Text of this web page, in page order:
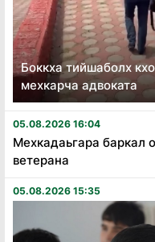
Боккха тийшаболх
мехкарча адвоката
05.08.2026 16:04
Мехкадаьгара баркал
ветерана
05.08.2026 15:35